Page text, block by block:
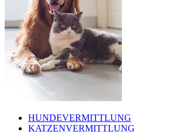
HUNDEVERMITTLUNG
KATZENVERMITTLUNG